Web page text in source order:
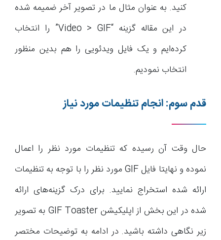
کنید. به عنوان مثال ما در تصویر آخر ضمیمه شده
در این مقاله گزینه “Video > GIF” را انتخاب
کرده‌ایم و یک فایل ویدئویی را هم بدین منظور
انتخاب نمودیم.
قدم سوم: انجام تنظیمات مورد نیاز
حال وقت آن رسیده که تنظیمات مورد نظر را اعمال
نموده و نهایتا فایل GIF مورد نظر را با توجه به تنظیمات
ارائه شده استخراج نمایید. برای درک گزینه‌های ارائه
شده در این بخش از اپلیکیشن GIF Toaster به تصویر
زیر نگاهی داشته باشید. در ادامه به توضیحات مختصر